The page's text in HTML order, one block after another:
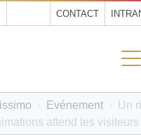
CONTACT
Evénement
Un
attend les visiteurs